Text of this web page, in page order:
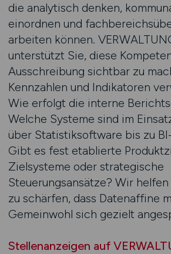
die analytisch denken,
einordnen und
arbeiten können.
unterstützt Sie, diese
Ausschreibung sichtbar zu
Kennzahlen und Indikatoren
Wie erfolgt die interne
Welche Systeme sind im
über Statistiksoftware bis zu
Gibt es fest etablierte
Zielsysteme oder strategische
Steuerungsansätze? Wir
zu schärfen, dass Datenaffine
Gemeinwohl sich gezielt
Stellenanzeigen auf